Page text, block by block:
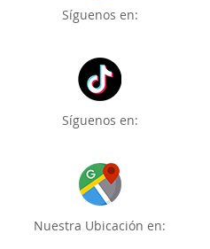
Síguenos en:
Síguenos en:
Nuestra Ubicación en: